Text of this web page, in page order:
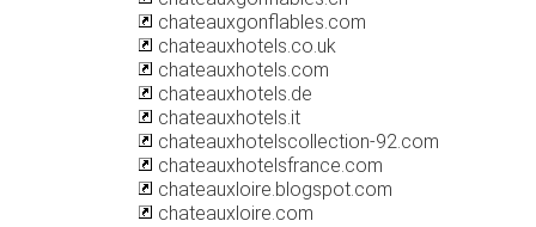
chateauxgonflables.com
chateauxhotels.co.uk
chateauxhotels.com
chateauxhotels.de
chateauxhotels.it
chateauxhotelscollection-92.com
chateauxhotelsfrance.com
chateauxloire.blogspot.com
chateauxloire.com